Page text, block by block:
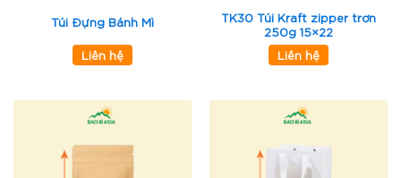
Túi Đựng Bánh Mì
Liên hệ
TK30 Túi Kraft zipper trơn
250g 15×22
Liên hệ